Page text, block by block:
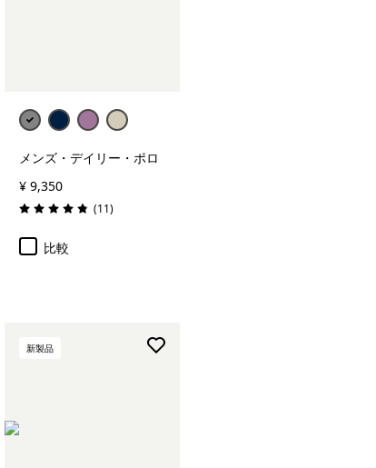
メンズ・デイリー・ポロ
¥ 9,350
評価: 4.8 / 5 (11レビュー
)
比較
新製品